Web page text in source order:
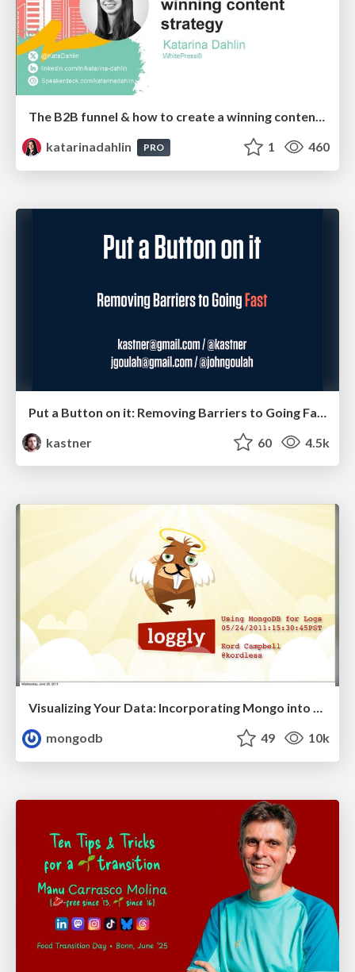
The B2B funnel & how to create a winning content strategy
katarinadahlin
PRO 1 460
kastner
60 4.5k
Visualizing Your Data: Incorporating Mongo into Loggly Infrastructure
mongodb
49 10k